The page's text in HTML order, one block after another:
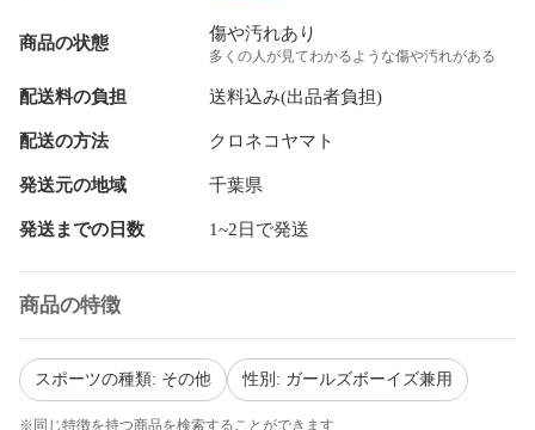
商品の状態 傷や汚れあり
多くの人が見てわかるような傷や汚れがある
配送料の負担 送料込み(出品者負担)
配送の方法 クロネコヤマト
発送元の地域 千葉県
発送までの日数 1~2日で発送
商品の特徴
スポーツの種類: その他 性別: ガールズボーイズ兼用
※同じ特徴を持つ商品を検索することができます